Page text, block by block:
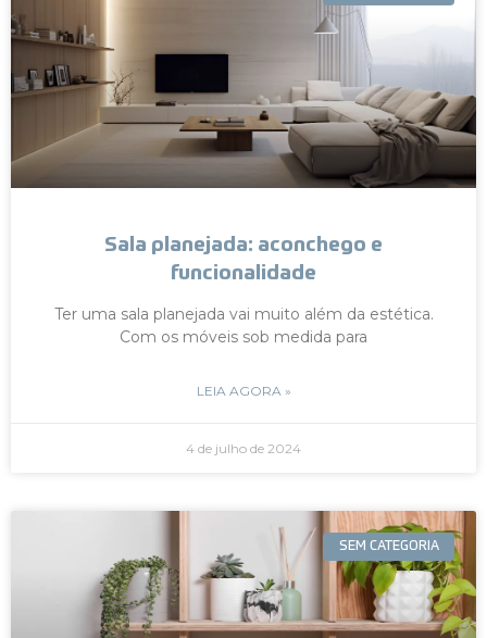
Sala planejada: aconchego e
funcionalidade
Ter uma sala planejada vai muito além da estética.
Com os móveis sob medida para
LEIA AGORA »
4 de julho de 2024
SEM CATEGORIA